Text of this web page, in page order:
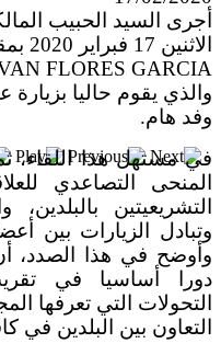
واشنطن بأورتيغا؟
أجرى السيد الحبيب
والذي يقوم حاليا
وفد هام.
في مستهل هذا اللقاء،
المنحى التصاعدي
التشريعيتين
وتبادل الزيارات بين
وأوضح في هذا الصدد، أن
دورا أساسيا في
التحولات التي تعرفها
التعاون بين البلدين في